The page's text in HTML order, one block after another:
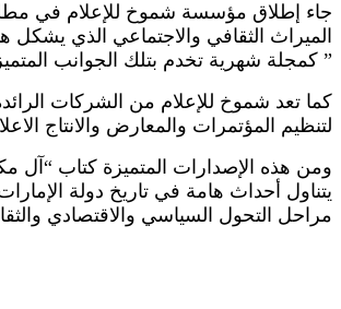
الميراث الثقافي والاجتماعي الذي يشكل
” كمجلة شهرية تخدم بتلك الجوانب المتميزة من التراث وقد صدر العدد الأول
كما تعد شموخ للإعلام من الشركات
لتنظيم المؤتمرات والمعارض والانتاج
ومن هذه الإصدارات المتميزة كتاب “آل
يتناول أحداث هامة في تاريخ دولة
مراحل التحول السياسي والاقتصادي